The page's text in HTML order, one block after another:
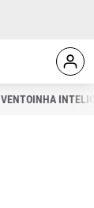
VENTOINHA